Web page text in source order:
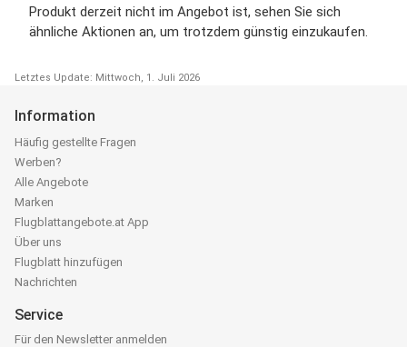
Produkt derzeit nicht im Angebot ist, sehen Sie sich
ähnliche Aktionen an, um trotzdem günstig einzukaufen.
Letztes Update: Mittwoch, 1. Juli 2026
Information
Häufig gestellte Fragen
Werben?
Alle Angebote
Marken
Flugblattangebote.at App
Über uns
Flugblatt hinzufügen
Nachrichten
Service
Für den Newsletter anmelden